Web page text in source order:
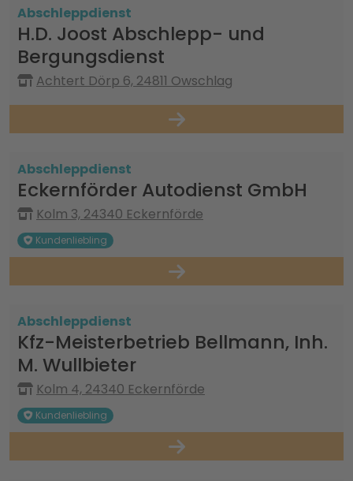
Abschleppdienst
H.D. Joost Abschlepp- und
Bergungsdienst
Achtert Dörp 6, 24811 Owschlag
Abschleppdienst
Eckernförder Autodienst GmbH
Kolm 3, 24340 Eckernförde
Kundenliebling
Abschleppdienst
Kfz-Meisterbetrieb Bellmann, Inh.
M. Wullbieter
Kolm 4, 24340 Eckernförde
Kundenliebling